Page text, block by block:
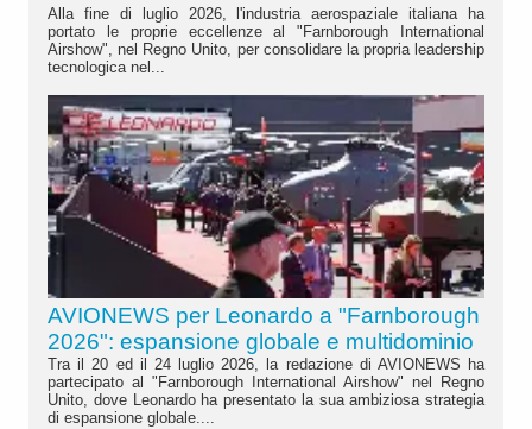
Alla fine di luglio 2026, l'industria aerospaziale italiana ha
portato le proprie eccellenze al "Farnborough International
Airshow", nel Regno Unito, per consolidare la propria leadership
tecnologica nel...
AVIONEWS per Leonardo a "Farnborough
2026": espansione globale e multidominio
Tra il 20 ed il 24 luglio 2026, la redazione di AVIONEWS ha
partecipato al "Farnborough International Airshow" nel Regno
Unito, dove Leonardo ha presentato la sua ambiziosa strategia
di espansione globale....